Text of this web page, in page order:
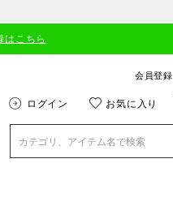
はこちら
会員登録
ログイン お気に入り